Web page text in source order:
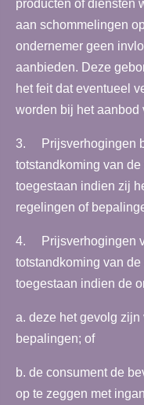
producten of diensten
aan schommelingen
ondernemer geen
aanbieden. Deze
het feit dat eventueel
worden bij het aanbod
3. Prijsverhogingen
totstandkoming van
toegestaan indien zij
regelingen of
4. Prijsverhogingen
totstandkoming van
toegestaan indien de
a. deze het gevolg
bepalingen; of
b. de consument de
op te zeggen met